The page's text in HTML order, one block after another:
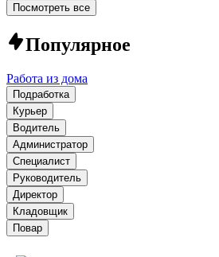
Посмотреть все
Популярное
Работа из дома
Подработка
Курьер
Водитель
Администратор
Специалист
Руководитель
Директор
Кладовщик
Повар